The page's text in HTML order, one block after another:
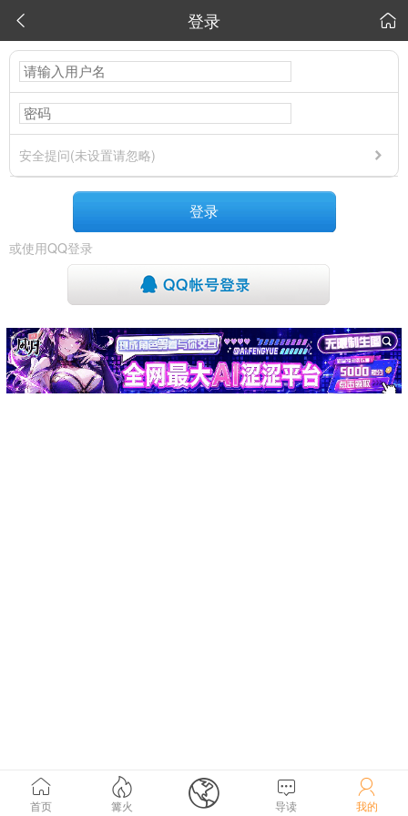
 登录 
安全提问(未设置请忽略)
登录
或使用QQ登录

首页

篝火  
导读

我的